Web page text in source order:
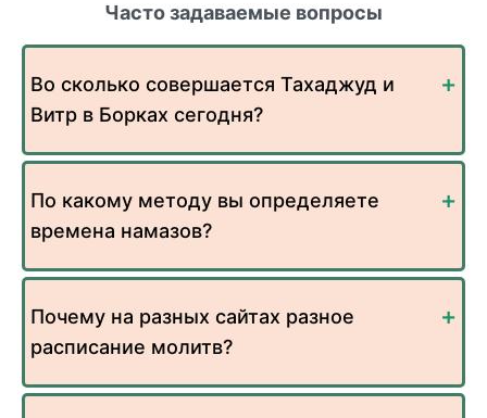
Часто задаваемые вопросы
Во сколько совершается Тахаджуд и
Витр в Борках сегодня?
По какому методу вы определяете
времена намазов?
Почему на разных сайтах разное
расписание молитв?